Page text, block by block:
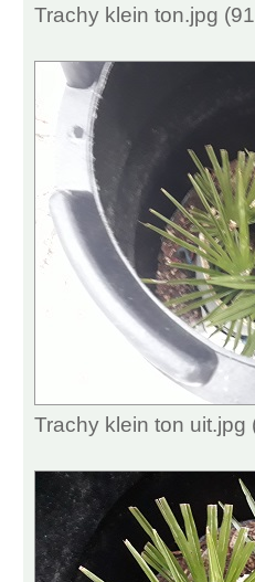
Trachy klein ton.jpg
Trachy klein ton